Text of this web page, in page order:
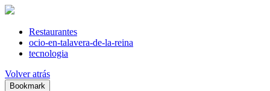
Saltar
contenidoRestaurantes
ocio-en-talavera-de-la-reina
tecnologia
Volver atrás
Bookmark